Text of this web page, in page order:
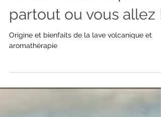
de l’aromathérapie
partout ou vous allez !